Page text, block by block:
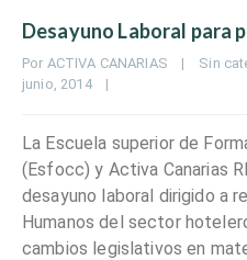
Desayuno Laboral para
Por ACTIVA CANARIAS | Sin
junio, 2014 |
La Escuela superior de
(Esfocc) y Activa Canarias
desayuno laboral dirigido a
Humanos del sector
cambios legislativos en